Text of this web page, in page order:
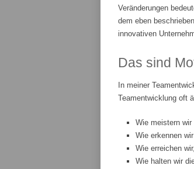
Veränderungen
dem eben
innovativen
Das sind
In meiner
Teamentwicklung oft
Wie meistern wir
Wie erkennen
Wie erreichen
Wie halten wir